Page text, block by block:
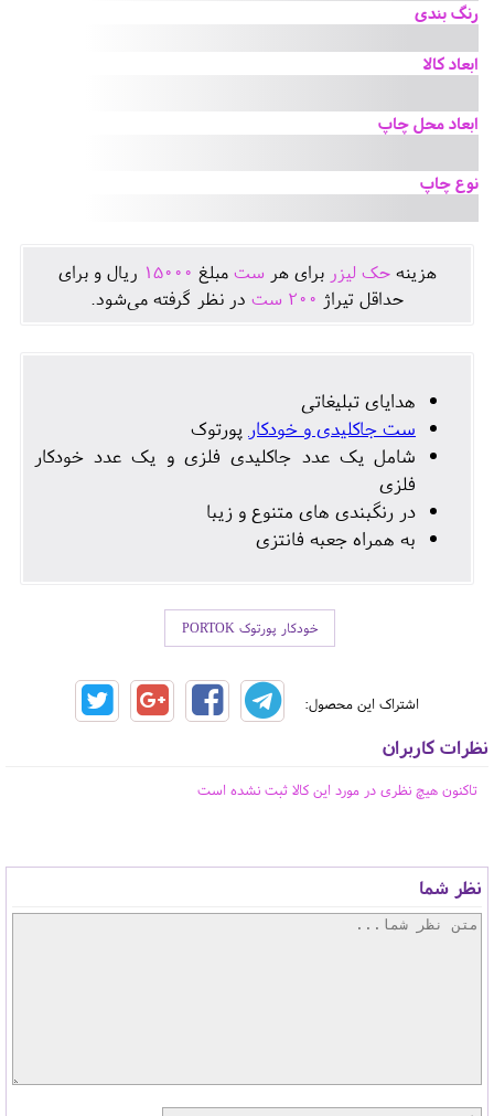
رنگ بندی
ابعاد کالا
ابعاد محل چاپ
نوع چاپ
هزينهحک لیزر برای هر ست مبلغ 15000 ريال و برای
حداقل تيراژ 200 ست در نظر گرفته می‌شود.
هدایای تبلیغاتی
ست جاکلیدی و خودکار پورتوک
شامل یک عدد جاکلیدی فلزی و یک عدد خودکار
فلزی
در رنگبندی های متنوع و زیبا
به همراه جعبه فانتزی
خودکار پورتوک PORTOK
اشتراک این محصول:
نظرات کاربران
تاکنون هیچ نظری در مورد این کالا ثبت نشده است
نظر شما